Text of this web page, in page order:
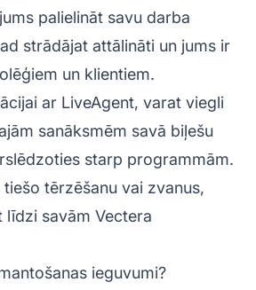
palielināt savu darba
strādājat attālināti un jums ir
un klientiem.
ar LiveAgent, varat viegli
sanāksmēm savā biļešu
starp programmām.
tērzēšanu vai zvanus,
līdzi savām Vectera
ieguvumi?